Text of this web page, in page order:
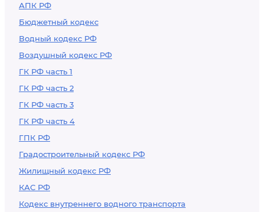
АПК РФ
Бюджетный кодекс
Водный кодекс РФ
Воздушный кодекс РФ
ГК РФ часть 1
ГК РФ часть 2
ГК РФ часть 3
ГК РФ часть 4
ГПК РФ
Градостроительный кодекс РФ
Жилищный кодекс РФ
КАС РФ
Кодекс внутреннего водного транспорта